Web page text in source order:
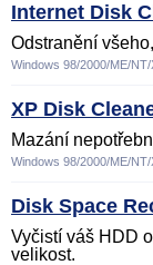
Internet Disk
Odstranění
Windows 98/2000/ME/NT/
XP Disk
Mazání
Windows 98/2000/ME/NT/
Disk Space
Vyčistí váš HDD
velikost.